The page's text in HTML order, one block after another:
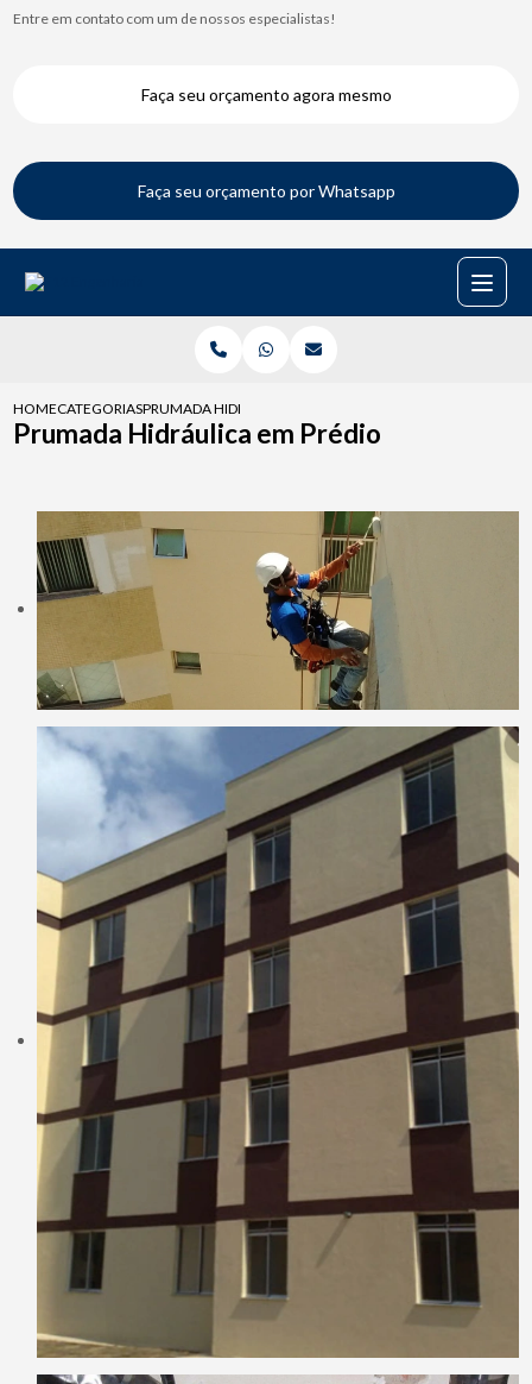
Entre em contato com um de nossos especialistas!
Faça seu orçamento agora mesmo
Faça seu orçamento por Whatsapp
HOMECATEGORIASPRUMADA HIDRAULICA EM PREDIO
Prumada Hidráulica em Prédio